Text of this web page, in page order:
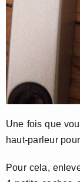
Une fois que
haut-parleur
Pour cela,